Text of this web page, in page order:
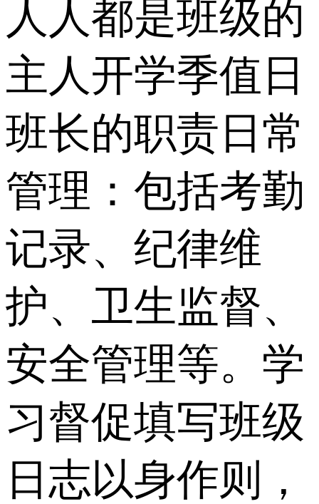
人人都是班级的
主人开学季值日
班长的职责日常
管理：包括考勤
记录、纪律维
护、卫生监督、
安全管理等。学
习督促填写班级
日志以身作则，